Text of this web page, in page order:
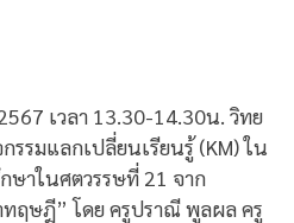
เวลา 13.30-14.30น. วิทย
รรมแลกเปลี่ยนเรียนรู้ (KM) ใน
ษาในศตวรรษที่ 21 จาก
ฤษฎี” โดย ครูปราณี พูลผล ครู